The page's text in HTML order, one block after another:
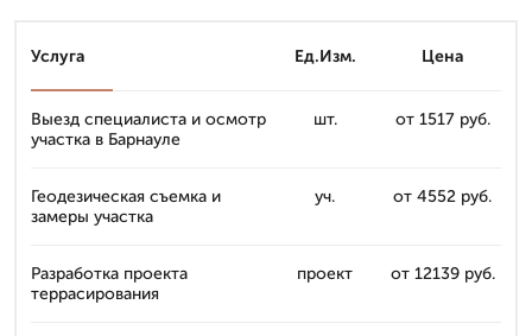
Услуга Ед.Изм. Цена
Выезд специалиста и осмотр
участка в Барнауле
шт. от 1517 руб.
Геодезическая съемка и
замеры участка
уч. от 4552 руб.
Разработка проекта
террасирования
проект от 12139 руб.